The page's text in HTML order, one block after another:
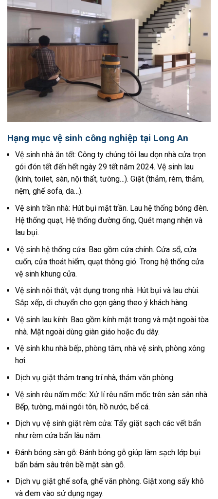
Hạng mục vệ sinh công nghiệp tại Long An
Vệ sinh nhà ăn tết: Công ty chúng tôi lau dọn nhà cửa trọn
gói đón tết đến hết ngày 29 tết năm 2024. Vệ sinh lau
(kính, toilet, sàn, nội thất, tường…). Giặt (thảm, rèm, thảm,
nệm, ghế sofa, da…).
Vệ sinh trần nhà: Hút bụi mặt trần. Lau hệ thống bóng đèn.
Hệ thống quạt, Hệ thống đường ống, Quét mạng nhện và
lau bụi.
Vệ sinh hệ thống cửa: Bao gồm cửa chính. Cửa sổ, cửa
cuốn, cửa thoát hiểm, quạt thông gió. Trong hệ thống cửa
vệ sinh khung cửa.
Vệ sinh nội thất, vật dụng trong nhà: Hút bụi và lau chùi.
Sắp xếp, di chuyển cho gọn gàng theo ý khách hàng.
Vệ sinh lau kính: Bao gồm kính mặt trong và mặt ngoài tòa
nhà. Mặt ngoài dùng giàn giáo hoặc đu dây.
Vệ sinh khu nhà bếp, phòng tắm, nhà vệ sinh, phòng xông
hơi.
Dịch vụ giặt thảm trang trí nhà, thảm văn phòng.
Vệ sinh rêu nấm mốc: Xử lí rêu nấm mốc trên sàn sân nhà.
Bếp, tường, mái ngói tôn, hồ nước, bể cá.
Dịch vụ vệ sinh giặt rèm cửa: Tẩy giặt sạch các vết bẩn
như rèm cửa bẩn lâu năm.
Đánh bóng sàn gỗ: Đánh bóng gỗ giúp làm sạch lớp bụi
bẩn bám sâu trên bề mặt sàn gỗ.
Dịch vụ giặt ghế sofa, ghế văn phòng. Giặt xong sấy khô
và đem vào sử dụng ngay.